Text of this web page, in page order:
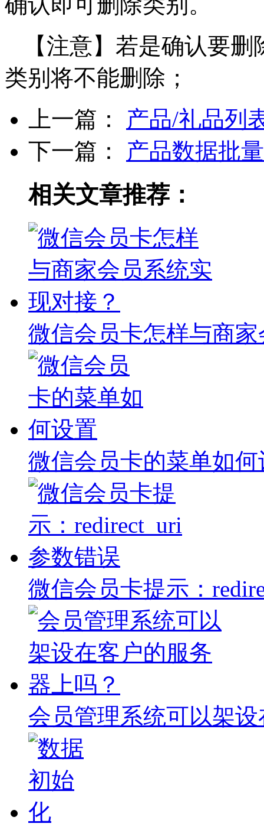
【注意】若是确认要
类别将不能删除；
上一篇： 产品/礼品列
下一篇： 产品数据批
相关文章推荐：
微信会员卡怎样与商
微信会员卡的菜单如何
微信会员卡提示：
会员管理系统可以架